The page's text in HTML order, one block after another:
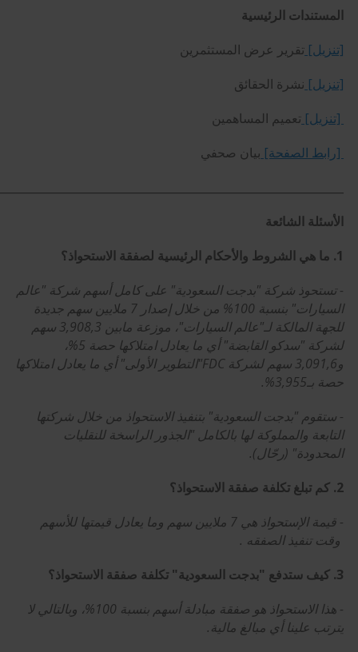
المستندات الرئيسية
[تنزيل] تقرير عرض المستثمرين
[تنزيل] نشرة الحقائق
[تنزيل] تعميم المساهمين
[رابط الصفحة] بيان صحفي
الأسئلة الشائعة
1. ما هي الشروط والأحكام الرئيسية لصفقة الاستحواذ؟
- تستحوذ شركة "بدجت السعودية" على كامل أسهم شركة "عالم
السيارات" بنسبة 100% من خلال إصدار 7 ملايين سهم جديدة
للجهة المالكة لـ"عالم السيارات"، موزعة مابين 3,908,3 سهم
لشركة "سدكو القابضة" أي ما يعادل امتلاكها حصة 5%،
و3,091,6 سهم لشركة FDC"التطوير الأولى" أي ما يعادل امتلاكها
حصة بـ3,955%.
- ستقوم "بدجت السعودية" بتنفيذ الاستحواذ من خلال شركتها
التابعة والمملوكة لها بالكامل "الجذور الراسخة للنقليات
المحدودة" (رحّال).
2. كم تبلغ تكلفة صفقة الاستحواذ؟
- قيمة الإستحواذ هي 7 ملايين سهم وما يعادل قيمتها للأسهم
وقت تنفيذ الصفقه .
3. كيف ستدفع "بدجت السعودية" تكلفة صفقة الاستحواذ؟
- هذا الاستحواذ هو صفقة مبادلة أسهم بنسبة 100%، وبالتالي لا
يترتب علينا أي مبالغ مالية.